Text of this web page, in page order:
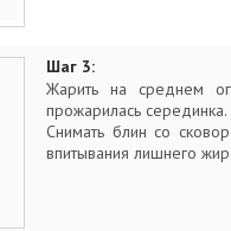
Шаг 3:
Жарить на среднем
прожарилась серединка.
Снимать блин со
впитывания лишнего